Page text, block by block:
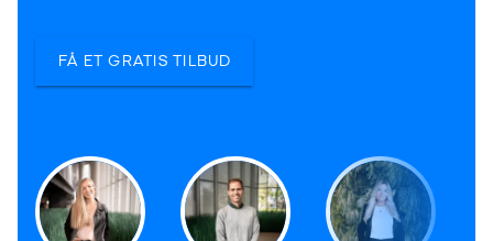
FÅ ET GRATIS TILBUD